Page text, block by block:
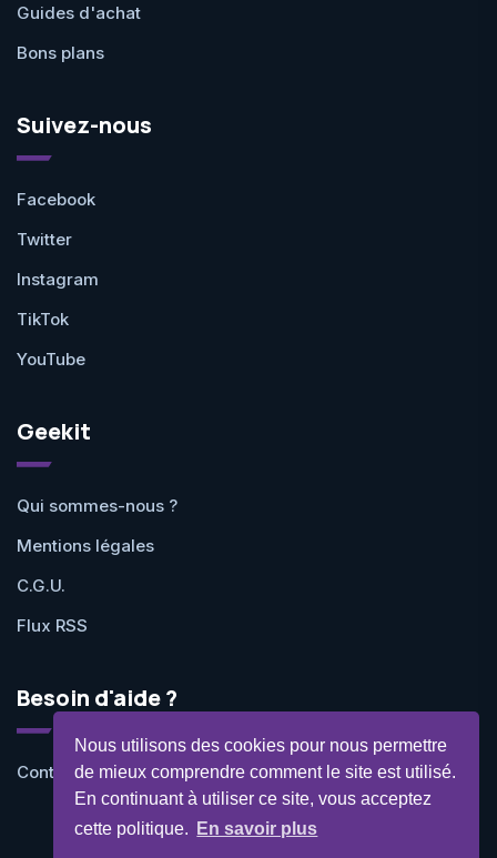
Nous utilisons des cookies pour nous permettre
de mieux comprendre comment le site est utilisé.
En continuant à utiliser ce site, vous acceptez
cette politique.
En savoir plus
Guides d'achat
Bons plans
Suivez-nous
Facebook
Twitter
Instagram
TikTok
YouTube
Geekit
Qui sommes-nous ?
Mentions légales
C.G.U.
Flux RSS
Besoin d'aide ?
Contactez-nous